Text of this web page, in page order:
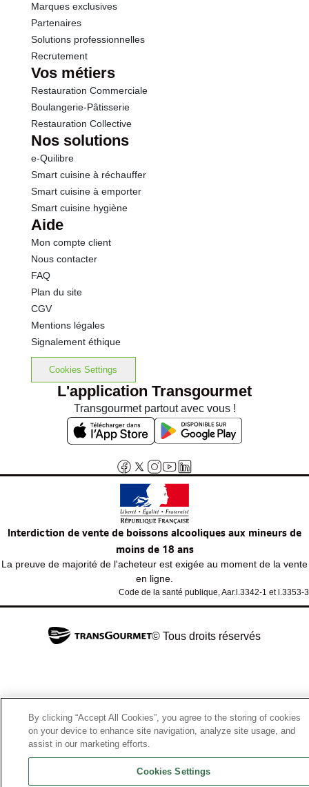
Marques exclusives
Partenaires
Solutions professionnelles
Recrutement
Vos métiers
Restauration Commerciale
Boulangerie-Pâtisserie
Restauration Collective
Nos solutions
e-Quilibre
Smart cuisine à réchauffer
Smart cuisine à emporter
Smart cuisine hygiène
Aide
Mon compte client
Nous contacter
FAQ
Plan du site
CGV
Mentions légales
Signalement éthique
Cookies Settings
L'application Transgourmet
Transgourmet partout avec vous !
Interdiction de vente de boissons alcooliques aux mineurs de
moins de 18 ans
La preuve de majorité de l'acheteur est exigée au moment de la vente
en ligne.
Code de la santé publique, Aar.l.3342-1 et l.3353-3
© Tous droits réservés
By clicking “Accept All Cookies”, you agree to the storing of cookies
on your device to enhance site navigation, analyze site usage, and
assist in our marketing efforts.
Cookies Settings